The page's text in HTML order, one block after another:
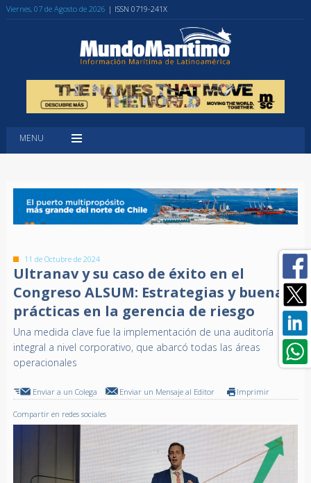
Viernes, 07 de Agosto de 2026 | ISSN 0719-241X
MENU
11 de Octubre de 2024
Ultranav y su caso de éxito en el
Congreso ALSUM: Estrategias y buenas
prácticas en la gerencia de riesgo
Una medida clave fue la implementación de una auditoría
integral a nivel corporativo, que abarcó todas las áreas
operacionales
Enviar a un Colega Enviar un Mensaje al Editor Imprimir
Compartir en redes sociales